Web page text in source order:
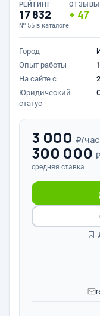
РЕЙТИНГ
17 832
№ 55 в каталоге
ОТЗЫВЫ
47
Город
Опыт работы
На сайте с
Юридический
статус
3 000 ₽/час
300 000
средняя ставка